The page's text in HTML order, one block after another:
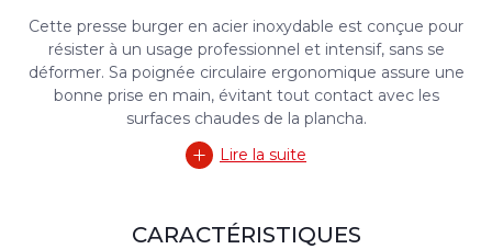
Cette presse burger en acier inoxydable est conçue pour
résister à un usage professionnel et intensif, sans se
déformer. Sa poignée circulaire ergonomique assure une
bonne prise en main, évitant tout contact avec les
surfaces chaudes de la plancha.
Lire la suite
CARACTÉRISTIQUES